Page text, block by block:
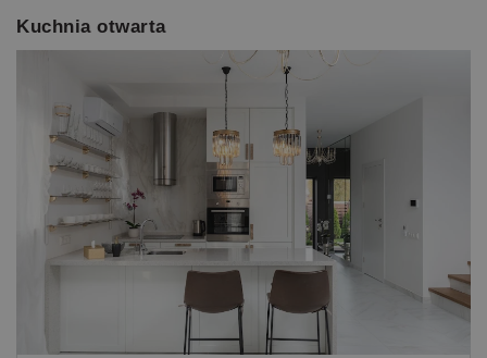
Kuchnia otwarta